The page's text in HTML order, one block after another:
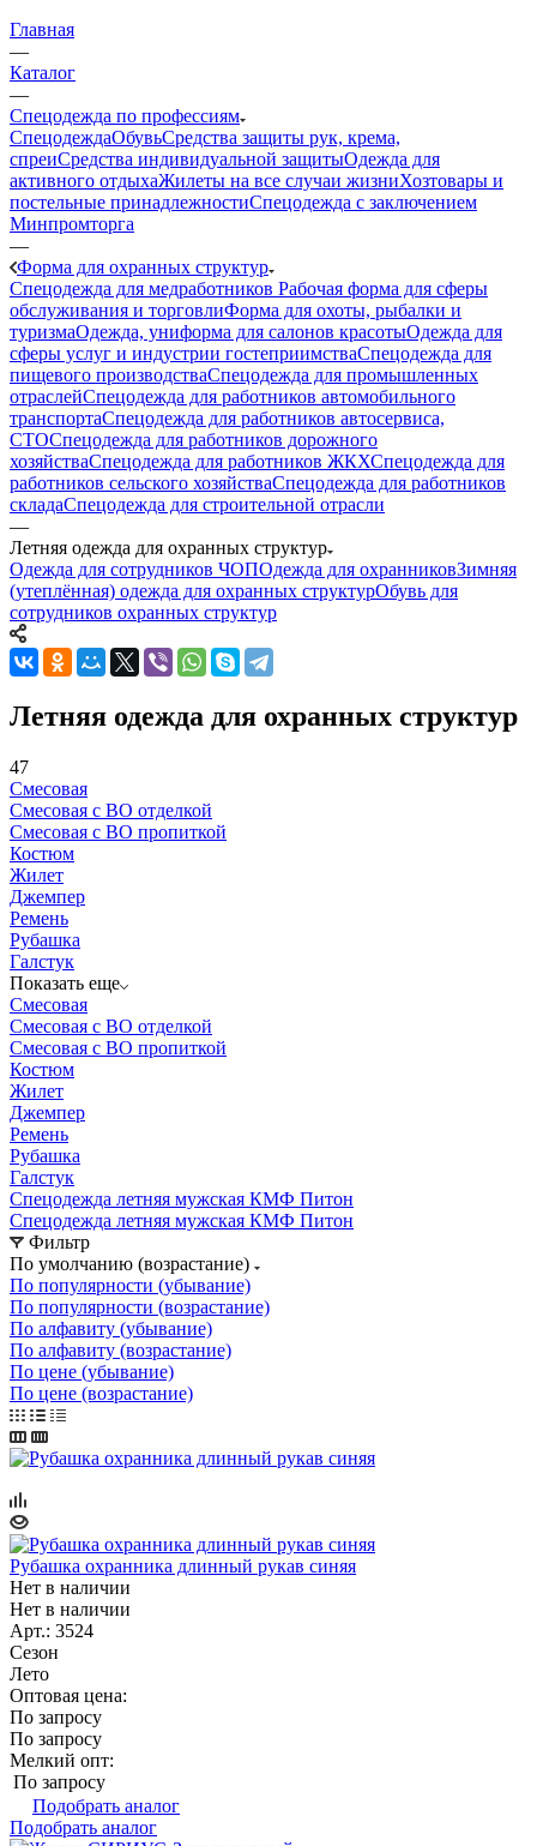
Главная
—
Каталог
—
Спецодежда по профессиям
СпецодеждаОбувьСредства защиты рук, крема,
спреиСредства индивидуальной защитыОдежда для
активного отдыхаЖилеты на все случаи жизниХозтовары и
постельные принадлежностиСпецодежда с заключением
Минпромторга
—
Форма для охранных структур
Спецодежда для медработников Рабочая форма для сферы
обслуживания и торговлиФорма для охоты, рыбалки и
туризмаОдежда, униформа для салонов красотыОдежда для
сферы услуг и индустрии гостеприимстваСпецодежда для
пищевого производстваСпецодежда для промышленных
отраслейСпецодежда для работников автомобильного
транспортаСпецодежда для работников автосервиса,
СТОСпецодежда для работников дорожного
хозяйстваСпецодежда для работников ЖКХСпецодежда для
работников сельского хозяйстваСпецодежда для работников
складаСпецодежда для строительной отрасли
—
Летняя одежда для охранных структур
Одежда для сотрудников ЧОПОдежда для охранниковЗимняя
(утеплённая) одежда для охранных структурОбувь для
сотрудников охранных структур
Летняя одежда для охранных структур
47
Смесовая
Смесовая с ВО отделкой
Смесовая с ВО пропиткой
Костюм
Жилет
Джемпер
Ремень
Рубашка
Галстук
Показать еще
Смесовая
Смесовая с ВО отделкой
Смесовая с ВО пропиткой
Костюм
Жилет
Джемпер
Ремень
Рубашка
Галстук
Спецодежда летняя мужская КМФ Питон
Спецодежда летняя мужская КМФ Питон
Фильтр
По умолчанию (возрастание)
По популярности (убывание)
По популярности (возрастание)
По алфавиту (убывание)
По алфавиту (возрастание)
По цене (убывание)
По цене (возрастание)
Рубашка охранника длинный рукав синяя
Нет в наличии
Нет в наличии
Арт.: 3524
Сезон
Лето
Оптовая цена:
По запросу
По запросу
Мелкий опт:
По запросу
Подобрать аналог
Подобрать аналог